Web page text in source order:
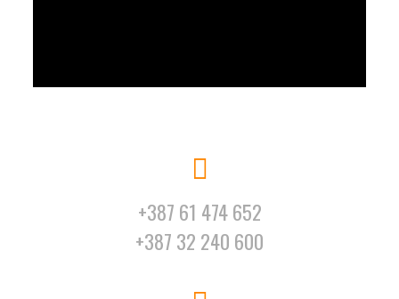
+387 61 474 652
+387 32 240 600